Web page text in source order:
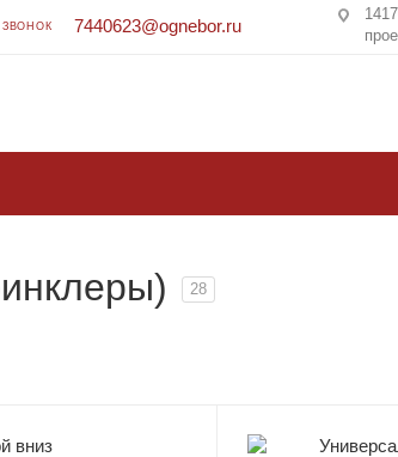
ЗВОНОК 7440623@ognebor.ru
28
вниз